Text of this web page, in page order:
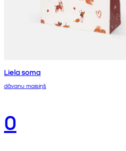
Liela soma
dāvanu maisiņš
0